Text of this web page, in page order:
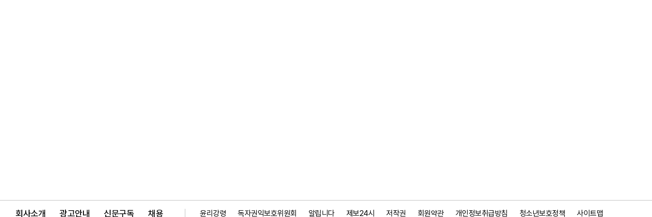
회사소개 광고안내 신문구독 채용 윤리강령 독자권익보호위원회 알립니다 제보24시 저작권 회원약관 개인정보취급방침 청소년보호정책 사이트맵